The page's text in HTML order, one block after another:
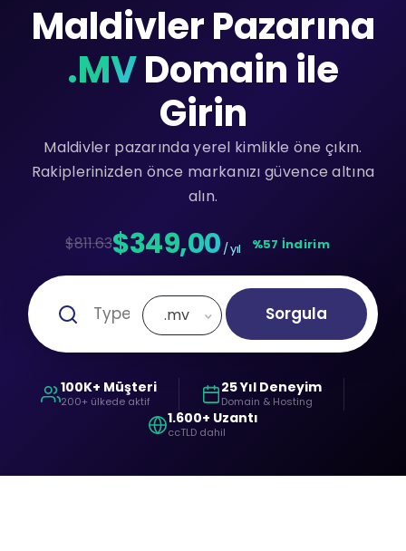
Maldivler Pazarına
.MVDomain ile
Girin
Maldivler pazarında yerel kimlikle öne çıkın.
Rakiplerinizden önce markanızı güvence altına
alın.
$811.63$349,00 / yıl %57 İndirim
.mv Sorgula
100K+ Müşteri
200+ ülkede aktif
25 Yıl Deneyim
Domain & Hosting
1.600+ Uzantı
ccTLD dahil